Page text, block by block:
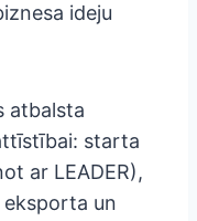
ideju
atbalsta
starta
ar LEADER),
eksporta un